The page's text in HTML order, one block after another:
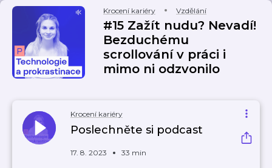
Krocení kariéry Vzdělání
#15 Zažít nudu? Nevadí!
Bezduchému
scrollování v práci i
mimo ni odzvonilo
Krocení kariéry
Poslechněte si podcast
17. 8. 2023 33 min